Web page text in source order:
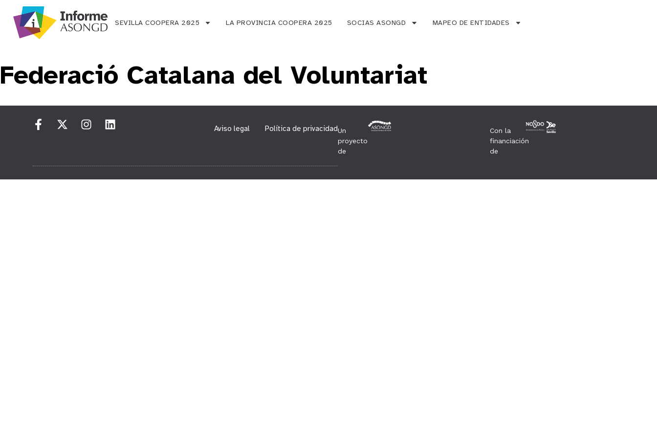
SEVILLA COOPERA 2025 LA PROVINCIA COOPERA 2025 SOCIAS ASONGD MAPEO DE ENTIDADES
Federació Catalana del Voluntariat
Aviso legal Política de privacidadUn
proyecto
de
Con la
financiación
de